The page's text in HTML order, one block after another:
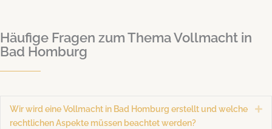
Häufige Fragen zum Thema Vollmacht in
Bad Homburg
Wir wird eine Vollmacht in Bad Homburg erstellt und welche
rechtlichen Aspekte müssen beachtet werden?